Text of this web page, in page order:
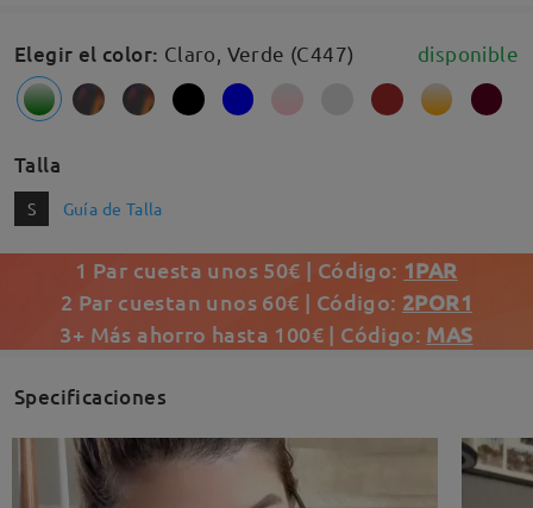
Elegir el color: Claro, Verde (C447) disponible
Talla
S Guía de Talla
1 Par cuesta unos 50€ | Código: 1PAR
2 Par cuestan unos 60€ | Código: 2POR1
3+ Más ahorro hasta 100€ | Código: MAS
Specificaciones